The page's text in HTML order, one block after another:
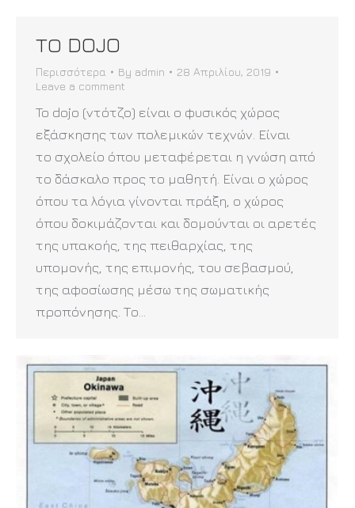
ΤΟ DOJO
Περισσότερα By admin
28 Απριλίου, 2019
Leave a comment
To dojo (ντότζο) είναι ο φυσικός χώρος
εξάσκησης των πολεμικών τεχνών. Είναι
το σχολείο όπου μεταφέρεται η γνώση από
το δάσκαλο προς το μαθητή. Είναι ο χώρος
όπου τα λόγια γίνονται πράξη, ο χώρος
όπου δοκιμάζονται και δομούνται οι αρετές
της υπακοής, της πειθαρχίας, της
υπομονής, της επιμονής, του σεβασμού,
της αφοσίωσης μέσω της σωματικής
προπόνησης. Το…